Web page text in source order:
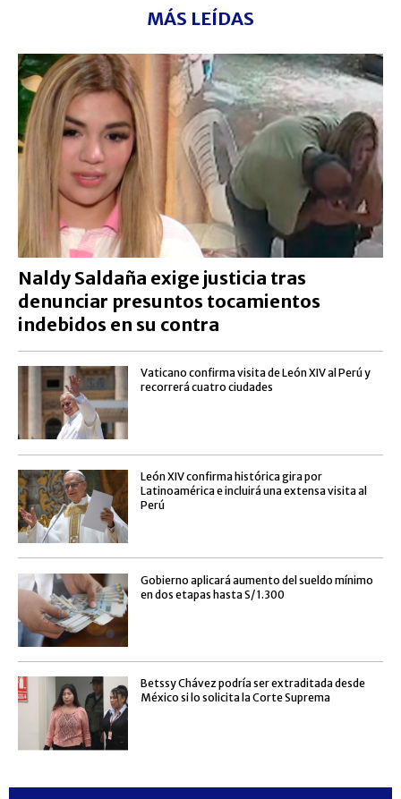
MÁS LEÍDAS
Naldy Saldaña exige justicia tras
denunciar presuntos tocamientos
indebidos en su contra
Vaticano confirma visita de León XIV al Perú y
recorrerá cuatro ciudades
León XIV confirma histórica gira por
Latinoamérica e incluirá una extensa visita al
Perú
Gobierno aplicará aumento del sueldo mínimo
en dos etapas hasta S/ 1.300
Betssy Chávez podría ser extraditada desde
México si lo solicita la Corte Suprema